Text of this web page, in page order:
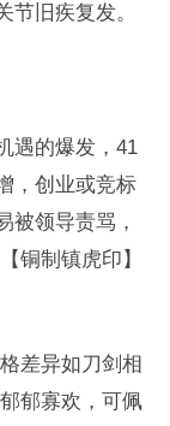
节旧疾复发。
遇的爆发，41
，创业或竞标
被领导责骂，
铜制镇虎印】
差异如刀剑相
郁寡欢，可佩